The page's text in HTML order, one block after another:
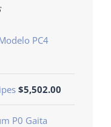
PC4
$5,502.00
P0 Gaita